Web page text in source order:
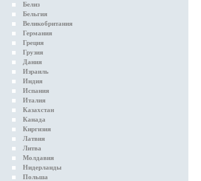
Белиз
Бельгия
Великобритания
Германия
Греция
Грузия
Дания
Израиль
Индия
Испания
Италия
Казахстан
Канада
Киргизия
Латвия
Литва
Молдавия
Нидерланды
Польша